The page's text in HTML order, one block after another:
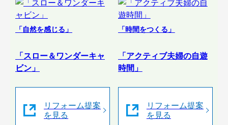
「自然を感じる」
「スロー＆ワンダーキャ
ビン」
リフォーム提案
を見る
「時間をつくる」
「アクティブ夫婦の自遊
時間」
リフォーム提案
を見る